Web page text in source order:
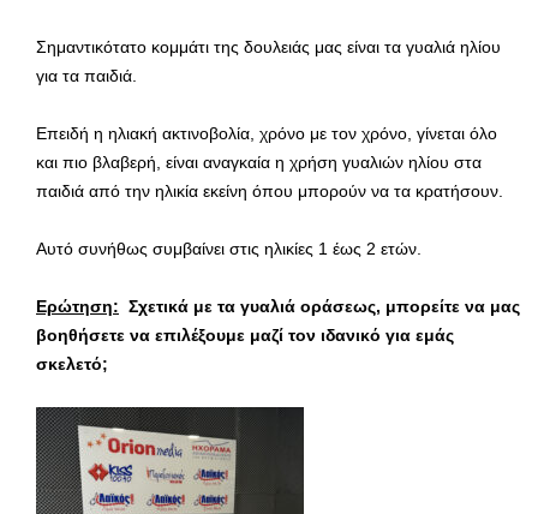
Σημαντικότατο κομμάτι της δουλειάς μας είναι τα γυαλιά ηλίου
για τα παιδιά.
Επειδή η ηλιακή ακτινοβολία, χρόνο με τον χρόνο, γίνεται όλο
και πιο βλαβερή, είναι αναγκαία η χρήση γυαλιών ηλίου στα
παιδιά από την ηλικία εκείνη όπου μπορούν να τα κρατήσουν.
Αυτό συνήθως συμβαίνει στις ηλικίες 1 έως 2 ετών.
Ερώτηση: Σχετικά με τα γυαλιά οράσεως, μπορείτε να μας
βοηθήσετε να επιλέξουμε μαζί τον ιδανικό για εμάς
σκελετό;